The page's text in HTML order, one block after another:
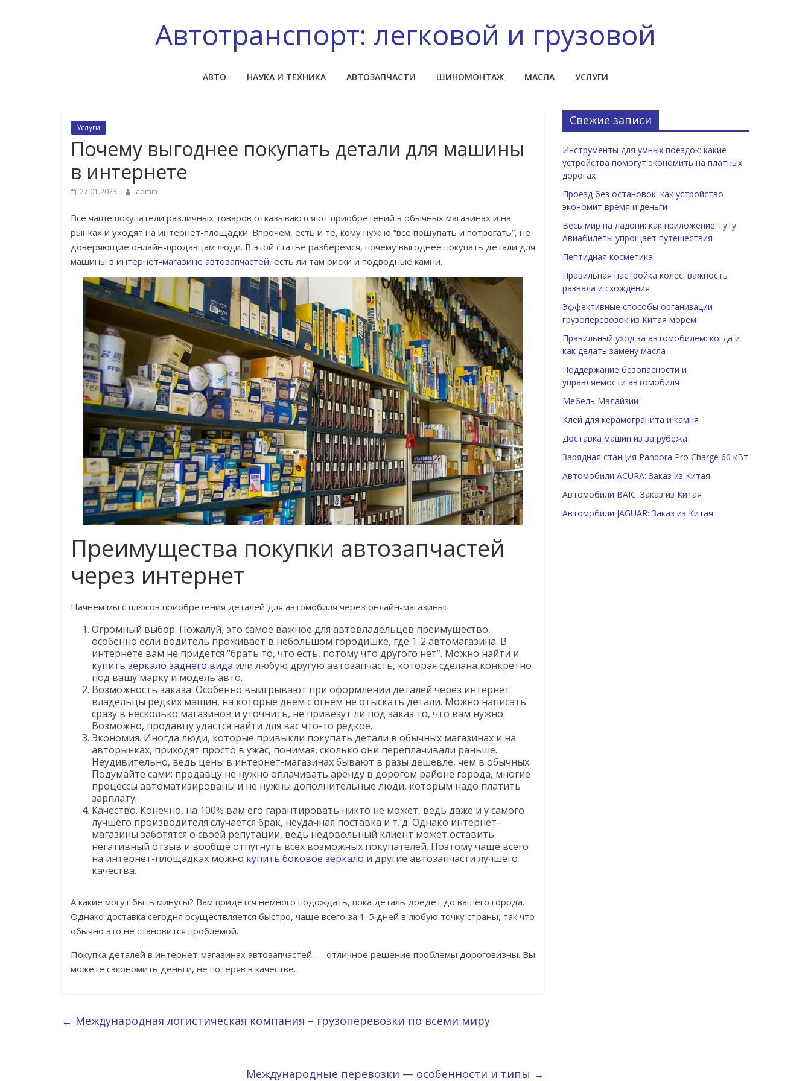
Автотранспорт: легковой и грузовой
АВТО НАУКА И ТЕХНИКА АВТОЗАПЧАСТИ ШИНОМОНТАЖ МАСЛА УСЛУГИ
Услуги
Почему выгоднее покупать детали для машины
в интернете
27.01.2023 admin
Все чаще покупатели различных товаров отказываются от приобретений в обычных магазинах и на
рынках и уходят на интернет-площадки. Впрочем, есть и те, кому нужно “все пощупать и потрогать”, не
доверяющие онлайн-продавцам люди. В этой статье разберемся, почему выгоднее покупать детали для
машины в интернет-магазине автозапчастей, есть ли там риски и подводные камни.
Преимущества покупки автозапчастей
через интернет
Начнем мы с плюсов приобретения деталей для автомобиля через онлайн-магазины:
Огромный выбор. Пожалуй, это самое важное для автовладельцев преимущество,
особенно если водитель проживает в небольшом городишке, где 1-2 автомагазина. В
интернете вам не придется “брать то, что есть, потому что другого нет”. Можно найти и
купить зеркало заднего вида или любую другую автозапчасть, которая сделана конкретно
под вашу марку и модель авто.
Возможность заказа. Особенно выигрывают при оформлении деталей через интернет
владельцы редких машин, на которые днем с огнем не отыскать детали. Можно написать
сразу в несколько магазинов и уточнить, не привезут ли под заказ то, что вам нужно.
Возможно, продавцу удастся найти для вас что-то редкое.
Экономия. Иногда люди, которые привыкли покупать детали в обычных магазинах и на
авторынках, приходят просто в ужас, понимая, сколько они переплачивали раньше.
Неудивительно, ведь цены в интернет-магазинах бывают в разы дешевле, чем в обычных.
Подумайте сами: продавцу не нужно оплачивать аренду в дорогом районе города, многие
процессы автоматизированы и не нужны дополнительные люди, которым надо платить
зарплату.
Качество. Конечно, на 100% вам его гарантировать никто не может, ведь даже и у самого
лучшего производителя случается брак, неудачная поставка и т. д. Однако интернет-
магазины заботятся о своей репутации, ведь недовольный клиент может оставить
негативный отзыв и вообще отпугнуть всех возможных покупателей. Поэтому чаще всего
на интернет-площадках можно купить боковое зеркало и другие автозапчасти лучшего
качества.
А какие могут быть минусы? Вам придется немного подождать, пока деталь доедет до вашего города.
Однако доставка сегодня осуществляется быстро, чаще всего за 1-5 дней в любую точку страны, так что
обычно это не становится проблемой.
Покупка деталей в интернет-магазинах автозапчастей — отличное решение проблемы дороговизны. Вы
можете сэкономить деньги, не потеряв в качестве.
← Международная логистическая компания – грузоперевозки по всеми миру
Международные перевозки — особенности и типы →
Свежие записи
Инструменты для умных поездок: какие
устройства помогут экономить на платных
дорогах
Проезд без остановок: как устройство
экономит время и деньги
Весь мир на ладони: как приложение Туту
Авиабилеты упрощает путешествия
Пептидная косметика
Правильная настройка колес: важность
развала и схождения
Эффективные способы организации
грузоперевозок из Китая морем
Правильный уход за автомобилем: когда и
как делать замену масла
Поддержание безопасности и
управляемости автомобиля
Мебель Малайзии
Клей для керамогранита и камня
Доставка машин из за рубежа
Зарядная станция Pandora Pro Charge 60 кВт
Автомобили ACURA: Заказ из Китая
Автомобили BAIC: Заказ из Китая
Автомобили JAGUAR: Заказ из Китая